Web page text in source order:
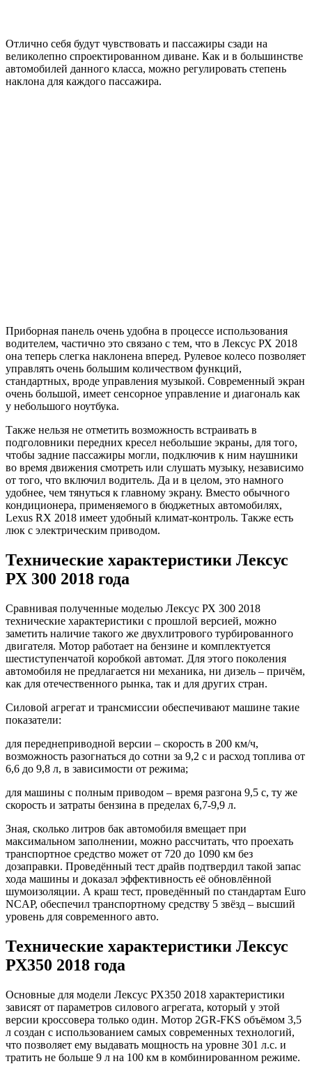
Отлично себя будут чувствовать и пассажиры сзади на
великолепно спроектированном диване. Как и в большинстве
автомобилей данного класса, можно регулировать степень
наклона для каждого пассажира.
Приборная панель очень удобна в процессе использования
водителем, частично это связано с тем, что в Лексус РХ 2018
она теперь слегка наклонена вперед. Рулевое колесо позволяет
управлять очень большим количеством функций,
стандартных, вроде управления музыкой. Современный экран
очень большой, имеет сенсорное управление и диагональ как
у небольшого ноутбука.
Также нельзя не отметить возможность встраивать в
подголовники передних кресел небольшие экраны, для того,
чтобы задние пассажиры могли, подключив к ним наушники
во время движения смотреть или слушать музыку, независимо
от того, что включил водитель. Да и в целом, это намного
удобнее, чем тянуться к главному экрану. Вместо обычного
кондиционера, применяемого в бюджетных автомобилях,
Lexus RX 2018 имеет удобный климат-контроль. Также есть
люк с электрическим приводом.
Технические характеристики Лексус
РХ 300 2018 года
Сравнивая полученные моделью Лексус РХ 300 2018
технические характеристики с прошлой версией, можно
заметить наличие такого же двухлитрового турбированного
двигателя. Мотор работает на бензине и комплектуется
шестиступенчатой коробкой автомат. Для этого поколения
автомобиля не предлагается ни механика, ни дизель – причём,
как для отечественного рынка, так и для других стран.
Силовой агрегат и трансмиссии обеспечивают машине такие
показатели:
для переднеприводной версии – скорость в 200 км/ч,
возможность разогнаться до сотни за 9,2 с и расход топлива от
6,6 до 9,8 л, в зависимости от режима;
для машины с полным приводом – время разгона 9,5 с, ту же
скорость и затраты бензина в пределах 6,7-9,9 л.
Зная, сколько литров бак автомобиля вмещает при
максимальном заполнении, можно рассчитать, что проехать
транспортное средство может от 720 до 1090 км без
дозаправки. Проведённый тест драйв подтвердил такой запас
хода машины и доказал эффективность её обновлённой
шумоизоляции. А краш тест, проведённый по стандартам Euro
NCAP, обеспечил транспортному средству 5 звёзд – высший
уровень для современного авто.
Технические характеристики Лексус
РХ350 2018 года
Основные для модели Лексус РХ350 2018 характеристики
зависят от параметров силового агрегата, который у этой
версии кроссовера только один. Мотор 2GR-FKS объёмом 3,5
л создан с использованием самых современных технологий,
что позволяет ему выдавать мощность на уровне 301 л.с. и
тратить не больше 9 л на 100 км в комбинированном режиме.